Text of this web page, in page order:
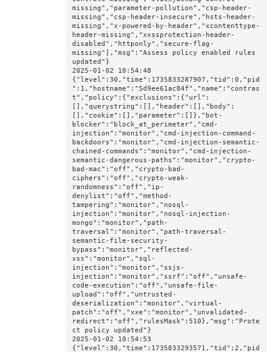
missing","parameter-pollution","csp-header-
missing","csp-header-insecure","hsts-header-
missing","x-powered-by-header","xcontenttype-
header-missing","xxssprotection-header-
disabled","httponly","secure-flag-
missing"],"msg":"Assess policy enabled rules
updated"}
2025-01-02 10:54:48
{"level":30,"time":1735833287907,"tid":0,"pid
":1,"hostname":"5d9ee61ac84f","name":"contras
t","policy":{"exclusions":{"url":
[],"querystring":[],"header":[],"body":
[],"cookie":[],"parameter":[]},"bot-
blocker":"block_at_perimeter","cmd-
injection":"monitor","cmd-injection-command-
backdoors":"monitor","cmd-injection-semantic-
chained-commands":"monitor","cmd-injection-
semantic-dangerous-paths":"monitor","crypto-
bad-mac":"off","crypto-bad-
ciphers":"off","crypto-weak-
randomness":"off","ip-
denylist":"off","method-
tampering":"monitor","nosql-
injection":"monitor","nosql-injection-
mongo":"monitor","path-
traversal":"monitor","path-traversal-
semantic-file-security-
bypass":"monitor","reflected-
xss":"monitor","sql-
injection":"monitor","ssjs-
injection":"monitor","ssrf":"off","unsafe-
code-execution":"off","unsafe-file-
upload":"off","untrusted-
deserialization":"monitor","virtual-
patch":"off","xxe":"monitor","unvalidated-
redirect":"off","rulesMask":510},"msg":"Prote
ct policy updated"}
2025-01-02 10:54:53
{"level":30,"time":1735833293571,"tid":2,"pid